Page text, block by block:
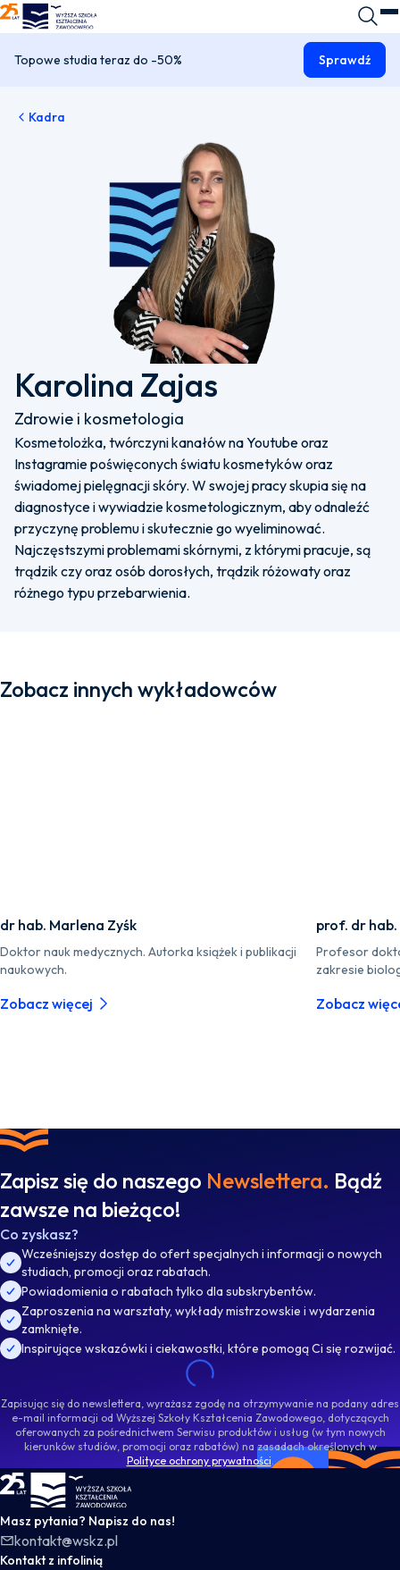
WSKZ - strona główna
Topowe studia teraz do -50% Sprawdź
Kadra
Karolina Zajas
Zdrowie i kosmetologia
Kosmetolożka, twórczyni kanałów na Youtube oraz
Instagramie poświęconych światu kosmetyków oraz
świadomej pielęgnacji skóry. W swojej pracy skupia się na
diagnostyce i wywiadzie kosmetologicznym, aby odnaleźć
przyczynę problemu i skutecznie go wyeliminować.
Najczęstszymi problemami skórnymi, z którymi pracuje, są
trądzik czy oraz osób dorosłych, trądzik różowaty oraz
różnego typu przebarwienia.
Zobacz innych wykładowców
dr hab. Marlena Zyśk
Doktor nauk medycznych. Autorka książek i publikacji
naukowych.
Zobacz więcej
prof. dr hab.
Profesor
zakresie
Zobacz
Zapisz się do naszego Newslettera. Bądź
zawsze na bieżąco!
Co zyskasz?
Wcześniejszy dostęp do ofert specjalnych i informacji o nowych
studiach, promocji oraz rabatach.
Powiadomienia o rabatach tylko dla subskrybentów.
Zaproszenia na warsztaty, wykłady mistrzowskie i wydarzenia
zamknięte.
Inspirujące wskazówki i ciekawostki, które pomogą Ci się rozwijać.
Zapisując się do newslettera, wyrażasz zgodę na otrzymywanie na podany adres
e-mail informacji od Wyższej Szkoły Kształcenia Zawodowego, dotyczących
oferowanych za pośrednictwem Serwisu produktów i usług (w tym nowych
kierunków studiów, promocji oraz rabatów) na zasadach określonych w
Polityce ochrony prywatności.
WSKZ - strona główna
Masz pytania? Napisz do nas!
kontakt@wskz.pl
Kontakt z infolinią